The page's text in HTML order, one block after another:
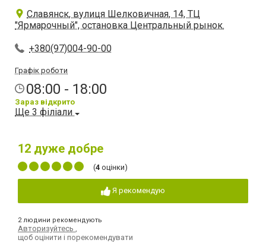
Славянск, вулиця Шелковичная, 14, ТЦ
"Ярмарочный", остановка Центральный рынок.
+380(97)004-90-00
Графік роботи
08:00 - 18:00
Зараз відкрито
Ще 3 філіали
12 дуже добре
(4 оцінки)
Я рекомендую
2 людини рекомендують
Авторизуйтесь
щоб оцінити і порекомендувати